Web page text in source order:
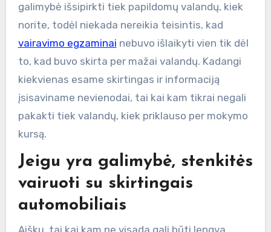
galimybė išsipirkti tiek papildomų valandų, kiek
norite, todėl niekada nereikia teisintis, kad
vairavimo egzaminai nebuvo išlaikyti vien tik dėl
to, kad buvo skirta per mažai valandų. Kadangi
kiekvienas esame skirtingas ir informaciją
įsisaviname nevienodai, tai kai kam tikrai negali
pakakti tiek valandų, kiek priklauso per mokymo
kursą.
Jeigu yra galimybė, stenkitės
vairuoti su skirtingais
automobiliais
Aišku, tai kai kam ne visada gali būti lengva